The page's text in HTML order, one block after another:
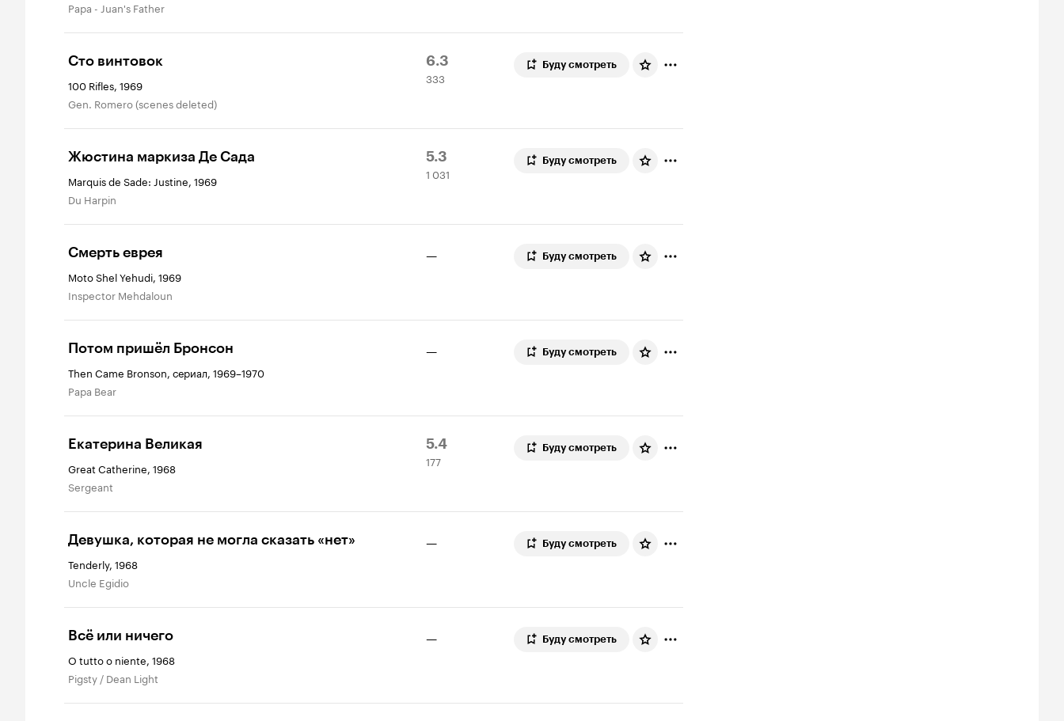
Papa - Juan's Father
Сто винтовок
100 Rifles, 1969
Gen. Romero (scenes deleted)
Рейтинг
Кинопоиска
6.3
333
оценки
333
Буду смотреть
Жюстина маркиза Де Сада
Marquis de Sade: Justine, 1969
Du Harpin
Рейтинг
Кинопоиска
5.3
1
031
1 031
Буду смотреть
Смерть еврея
Moto Shel Yehudi, 1969
Inspector Mehdaloun
— Буду смотреть
Потом пришёл Бронсон
Then Came Bronson, сериал, 1969–1970
Papa Bear
— Буду смотреть
Екатерина Великая
Great Catherine, 1968
Sergeant
Рейтинг
Кинопоиска
5.4
177
оценок
177
Буду смотреть
Девушка, которая не могла сказать «нет»
Tenderly, 1968
Uncle Egidio
— Буду смотреть
Всё или ничего
O tutto o niente, 1968
Pigsty / Dean Light
— Буду смотреть